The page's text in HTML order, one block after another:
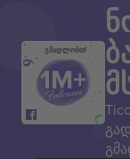
გმადლობთ!